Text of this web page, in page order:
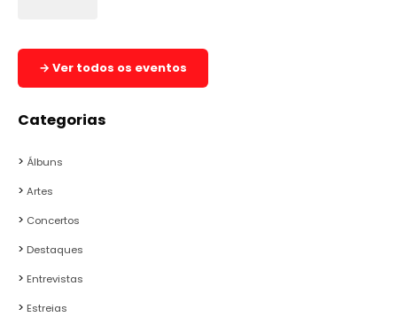
→ Ver todos os eventos
Categorias
Álbuns
Artes
Concertos
Destaques
Entrevistas
Estreias